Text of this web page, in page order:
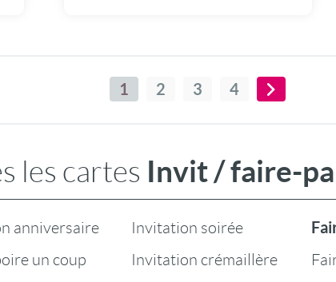
1 2 3 4
les cartes Invit / faire-
anniversaire
un coup
Invitation soirée
Invitation crémaillère